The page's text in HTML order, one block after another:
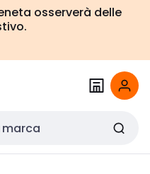
osserverà delle